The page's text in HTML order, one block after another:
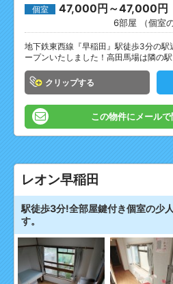
個室 47,000円～47,000円
6部屋 （個室の
地下鉄東西線『早稲田』駅徒歩3分の駅
ープンいたしました！高田馬場は隣の
クリップ
この物件にメール
レオン早稲田
駅徒歩3分!全部屋鍵付き個室の少
す。